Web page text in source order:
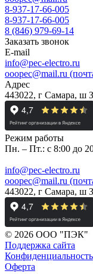
8-937-17-66-005
8-937-17-66-005
8 (846) 979-69-14
Заказать звонок
E-mail
info@pec-electro.ru
ooopec@mail.ru
Адрес
443022, г Самара, ш
Режим работы
Пн. – Пт.: с 8:00 до
info@pec-electro.ru
ooopec@mail.ru
443022, г Самара, ш
© 2026 ООО "ПЭК"
Поддержка сайта
Конфиденциальность
Оферта